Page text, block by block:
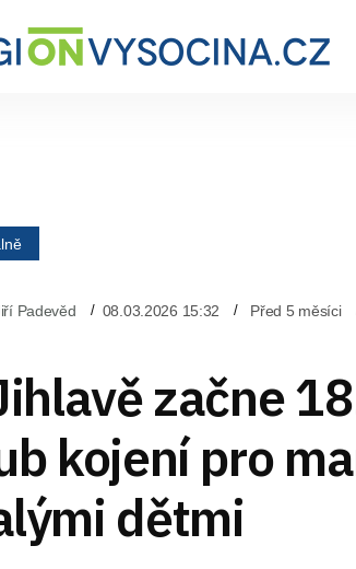
Padevěd 08.03.2026 15:32 Před 5 měsíci
začne
kojení pro
dětmi